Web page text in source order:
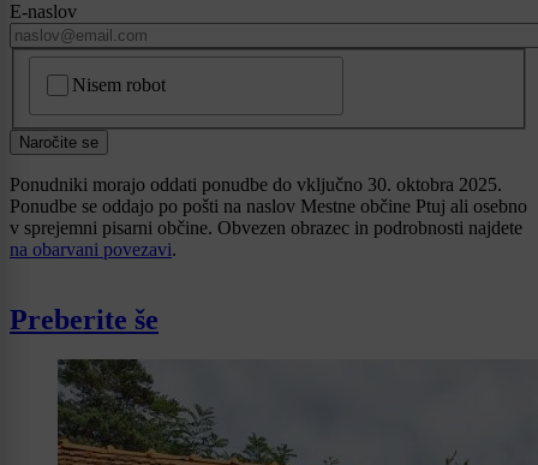
E-naslov
Nisem robot
Naročite se
Ponudniki morajo oddati ponudbe do vključno 30. oktobra 2025.
Ponudbe se oddajo po pošti na naslov Mestne občine Ptuj ali osebno
v sprejemni pisarni občine. Obvezen obrazec in podrobnosti najdete
na obarvani povezavi.
Preberite še